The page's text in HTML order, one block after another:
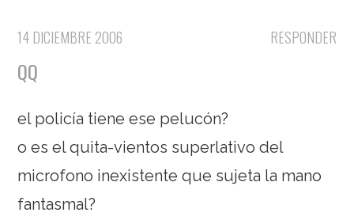
RESPONDER
14 DICIEMBRE 2006
QQ
el policía tiene ese pelucón?
o es el quita-vientos superlativo del
microfono inexistente que sujeta la mano
fantasmal?